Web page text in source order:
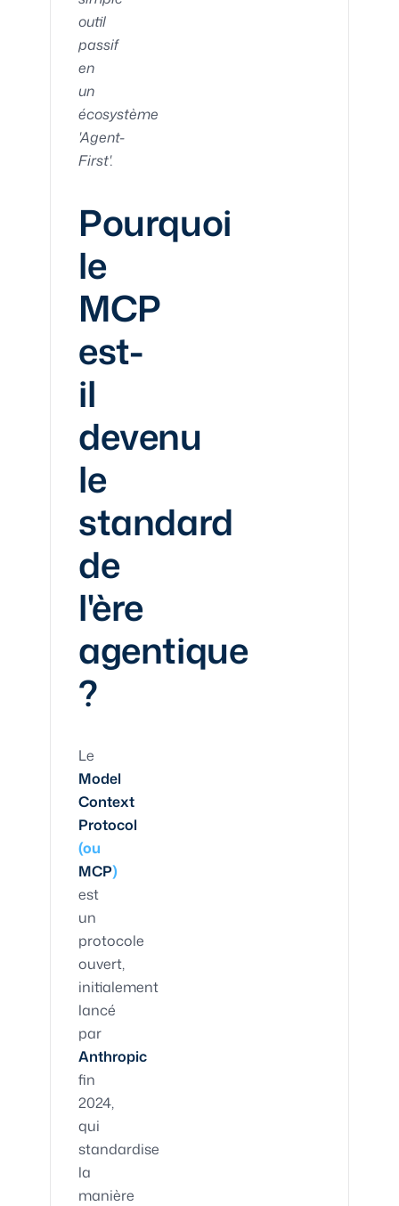
outil
passif
en
un
écosystème
'Agent-
First'.
Pourquoi
le
MCP
est-
il
devenu
le
standard
de
l'ère
agentique
?
Le
Model
Context
Protocol
(ou
MCP)
est
un
protocole
ouvert,
initialement
lancé
par
Anthropic
fin
2024,
qui
standardise
la
manière